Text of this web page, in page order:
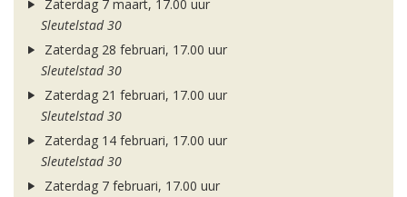
Zaterdag 7 maart, 17.00 uur
Sleutelstad 30
Zaterdag 28 februari, 17.00 uur
Sleutelstad 30
Zaterdag 21 februari, 17.00 uur
Sleutelstad 30
Zaterdag 14 februari, 17.00 uur
Sleutelstad 30
Zaterdag 7 februari, 17.00 uur